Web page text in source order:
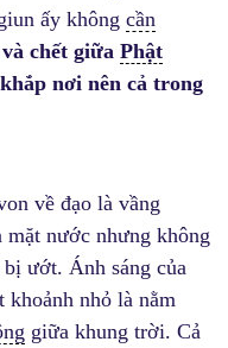
ấy không cần
chết giữa Phật
nơi nên cả trong
về đạo là vầng
nước nhưng không
ướt. Ánh sáng của
khoảnh nhỏ là nằm
giữa khung trời. Cả